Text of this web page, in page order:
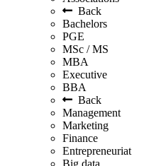
Back
Bachelors
PGE
MSc / MS
MBA
Executive
BBA
Back
Management
Marketing
Finance
Entrepreneuriat
Big data